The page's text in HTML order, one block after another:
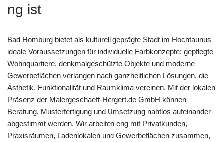
ng ist
Bad Homburg bietet als kulturell geprägte Stadt im Hochtaunus
ideale Voraussetzungen für individuelle Farbkonzepte: gepflegte
Wohnquartiere, denkmalgeschützte Objekte und moderne
Gewerbeflächen verlangen nach ganzheitlichen Lösungen, die
Ästhetik, Funktionalität und Raumklima vereinen. Mit der lokalen
Präsenz der Malergeschaeft-Hergert.de GmbH können
Beratung, Musterfertigung und Umsetzung nahtlos aufeinander
abgestimmt werden. Wir arbeiten eng mit Privatkunden,
Praxisräumen, Ladenlokalen und Gewerbeflächen zusammen,